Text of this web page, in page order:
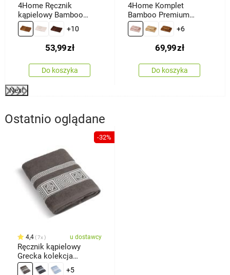
4Home Ręcznik
kąpielowy Bamboo
Premium brązowy, 70 x
140 cm
+10
53,99zł
Do koszyka
4Home Komplet
Bamboo Premium
ręczników różowy, 70 x
140 cm, 50 x 100 cm
+6
69,99zł
Do koszyka
Next
Ostatnio oglądane
-32%
4,4 7x u dostawcy
Ręcznik kąpielowy
Grecka kolekcja
brązowy, 70 x 140 cm
+5